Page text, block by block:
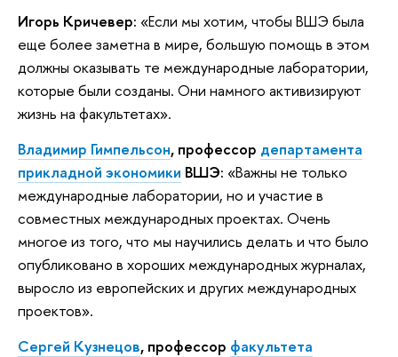
Игорь Кричевер: «Если мы хотим, чтобы ВШЭ была
еще более заметна в мире, большую помощь в этом
должны оказывать те международные лаборатории,
которые были созданы. Они намного активизируют
жизнь на факультетах».
Владимир Гимпельсон, профессор департамента
прикладной экономики ВШЭ: «Важны не только
международные лаборатории, но и участие в
совместных международных проектах. Очень
многое из того, что мы научились делать и что было
опубликовано в хороших международных журналах,
выросло из европейских и других международных
проектов».
Сергей Кузнецов, профессор факультета